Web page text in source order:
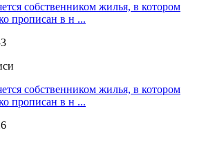
собственником жилья, в котором
прописан в н ...
собственником жилья, в котором
прописан в н ...